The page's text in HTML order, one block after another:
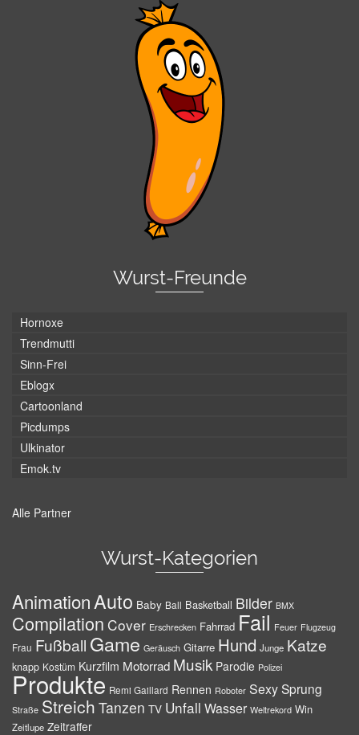
Wurst-Freunde
Hornoxe
Trendmutti
Sinn-Frei
Eblogx
Cartoonland
Picdumps
Ulkinator
Emok.tv
Alle Partner
Wurst-Kategorien
AnimationAuto Baby Ball Basketball Bilder BMX
Compilation Cover Erschrecken Fahrrad Fail Feuer Flugzeug
Frau Fußball Game Geräusch Gitarre Hund Junge Katze
knapp Kostüm Kurzfilm Motorrad Musik Parodie Polizei
Produkte Remi Gaillard Rennen Roboter SexySprung
Straße Streich Tanzen TV Unfall Wasser Weltrekord Win
Zeitlupe Zeitraffer